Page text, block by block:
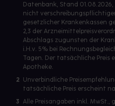
Datenbank, Stand
nicht
gesetzlicher Krankenkassen
2,3 der
Abschlags zugunsten der
i.H.v. 5% bei
Tagen. Der tatsächliche Preis
Apotheke.
2 Unverbindliche
tatsächliche Preis erscheint
3 Alle Preisangaben inkl. MwSt.,